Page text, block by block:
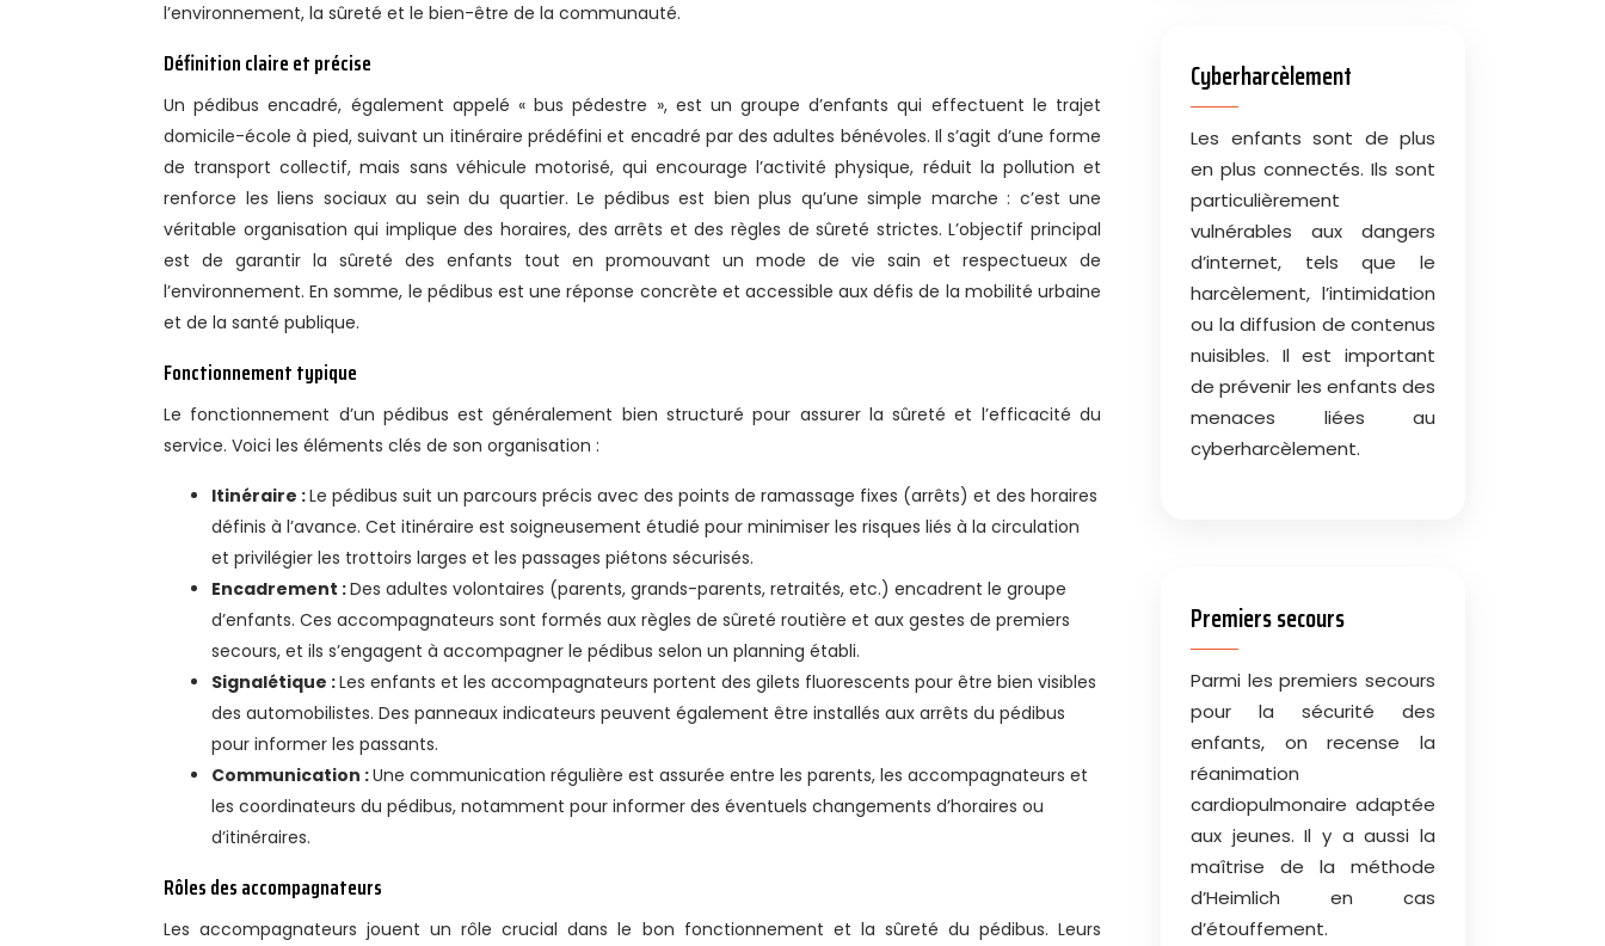
l’environnement, la sûreté et le bien-être de la communauté.
Définition claire et précise
Un pédibus encadré, également appelé « bus pédestre », est un groupe d’enfants qui effectuent le trajet
domicile-école à pied, suivant un itinéraire prédéfini et encadré par des adultes bénévoles. Il s’agit d’une forme
de transport collectif, mais sans véhicule motorisé, qui encourage l’activité physique, réduit la pollution et
renforce les liens sociaux au sein du quartier. Le pédibus est bien plus qu’une simple marche : c’est une
véritable organisation qui implique des horaires, des arrêts et des règles de sûreté strictes. L’objectif principal
est de garantir la sûreté des enfants tout en promouvant un mode de vie sain et respectueux de
l’environnement. En somme, le pédibus est une réponse concrète et accessible aux défis de la mobilité urbaine
et de la santé publique.
Fonctionnement typique
Le fonctionnement d’un pédibus est généralement bien structuré pour assurer la sûreté et l’efficacité du
service. Voici les éléments clés de son organisation :
Itinéraire :Le pédibus suit un parcours précis avec des points de ramassage fixes (arrêts) et des horaires
définis à l’avance. Cet itinéraire est soigneusement étudié pour minimiser les risques liés à la circulation
et privilégier les trottoirs larges et les passages piétons sécurisés.
Encadrement :Des adultes volontaires (parents, grands-parents, retraités, etc.) encadrent le groupe
d’enfants. Ces accompagnateurs sont formés aux règles de sûreté routière et aux gestes de premiers
secours, et ils s’engagent à accompagner le pédibus selon un planning établi.
Signalétique :Les enfants et les accompagnateurs portent des gilets fluorescents pour être bien visibles
des automobilistes. Des panneaux indicateurs peuvent également être installés aux arrêts du pédibus
pour informer les passants.
Communication :Une communication régulière est assurée entre les parents, les accompagnateurs et
les coordinateurs du pédibus, notamment pour informer des éventuels changements d’horaires ou
d’itinéraires.
Rôles des accompagnateurs
Les accompagnateurs jouent un rôle crucial dans le bon fonctionnement et la sûreté du pédibus. Leurs
Cyberharcèlement
Les enfants sont de plus
en plus connectés. Ils sont
particulièrement
vulnérables aux dangers
d’internet, tels que le
harcèlement, l’intimidation
ou la diffusion de contenus
nuisibles. Il est important
de prévenir les enfants des
menaces liées au
cyberharcèlement.
Premiers secours
Parmi les premiers secours
pour la sécurité des
enfants, on recense la
réanimation
cardiopulmonaire adaptée
aux jeunes. Il y a aussi la
maîtrise de la méthode
d’Heimlich en cas
d’étouffement.